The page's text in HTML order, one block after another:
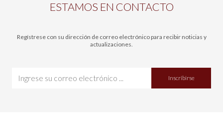
ESTAMOS EN CONTACTO
Regístrese con su dirección de correo electrónico para recibir noticias y
actualizaciones.
Inscribirse